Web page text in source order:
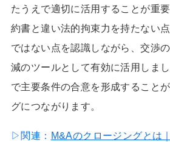
たうえで適切に活用することが重
約書と違い法的拘束力を持たない
ではない点を認識しながら、交渉
減のツールとして有効に活用しま
で主要条件の合意を形成すること
グにつながります。
▷関連： M&Aのクロージングとは